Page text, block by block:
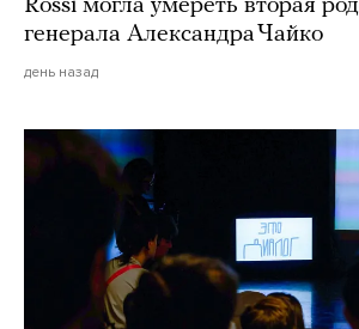
Rossi могла умереть вторая
генерала Александра Чайко
день назад